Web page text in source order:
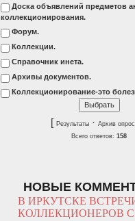
Доска объявлений предметов
коллекционирования.
Форум.
Коллекции.
Справочник инета.
Архивы документов.
Коллекционирование-это
[Результаты ·Архив
Всего ответов:158
НОВЫЕ
В ИРКУТСКЕ
КОЛЛЕКЦИОНЕРОВ С